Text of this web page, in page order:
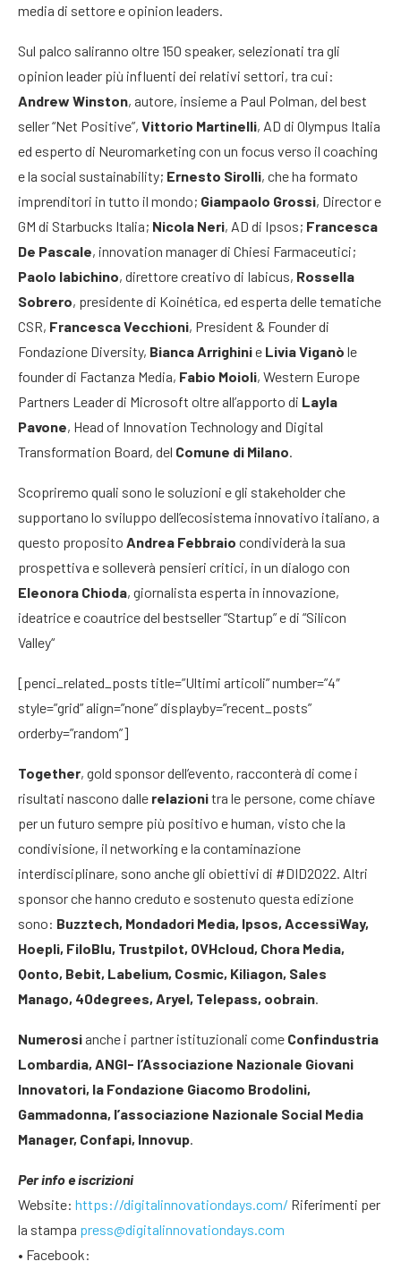
media di settore e opinion leaders.
Sul palco saliranno oltre 150 speaker, selezionati tra gli
opinion leader più influenti dei relativi settori, tra cui:
Andrew Winston, autore, insieme a Paul Polman, del best
seller “Net Positive”, Vittorio Martinelli, AD di Olympus Italia
ed esperto di Neuromarketing con un focus verso il coaching
e la social sustainability; Ernesto Sirolli, che ha formato
imprenditori in tutto il mondo; Giampaolo Grossi, Director e
GM di Starbucks Italia; Nicola Neri, AD di Ipsos; Francesca
De Pascale, innovation manager di Chiesi Farmaceutici;
Paolo Iabichino, direttore creativo di Iabicus, Rossella
Sobrero, presidente di Koinética, ed esperta delle tematiche
CSR, Francesca Vecchioni, President & Founder di
Fondazione Diversity, Bianca Arrighinie Livia Viganò le
founder di Factanza Media, Fabio Moioli, Western Europe
Partners Leader di Microsoft oltre all’apporto di Layla
Pavone, Head of Innovation Technology and Digital
Transformation Board, del Comune di Milano.
Scopriremo quali sono le soluzioni e gli stakeholder che
supportano lo sviluppo dell’ecosistema innovativo italiano, a
questo proposito Andrea Febbraio condividerà la sua
prospettiva e solleverà pensieri critici, in un dialogo con
Eleonora Chioda, giornalista esperta in innovazione,
ideatrice e coautrice del bestseller “Startup” e di “Silicon
Valley“
[penci_related_posts title=”Ultimi articoli” number=”4″
style=”grid” align=”none” displayby=”recent_posts”
orderby=”random”]
Together, gold sponsor dell’evento, racconterà di come i
risultati nascono dalle relazionitra le persone, come chiave
per un futuro sempre più positivo e human, visto che la
condivisione, il networking e la contaminazione
interdisciplinare, sono anche gli obiettivi di #DID2022. Altri
sponsor che hanno creduto e sostenuto questa edizione
sono: Buzztech, Mondadori Media, Ipsos, AccessiWay,
Hoepli, FiloBlu, Trustpilot, OVHcloud, Chora Media,
Qonto, Bebit, Labelium, Cosmic, Kiliagon, Sales
Manago, 40degrees, Aryel, Telepass, oobrain.
Numerosi anche i partner istituzionali come Confindustria
Lombardia, ANGI- l’Associazione Nazionale Giovani
Innovatori, la Fondazione Giacomo Brodolini,
Gammadonna, l’associazione Nazionale Social Media
Manager, Confapi, Innovup.
Per info e iscrizioni
Website: https://digitalinnovationdays.com/ Riferimenti per
la stampa press@digitalinnovationdays.com
• Facebook: